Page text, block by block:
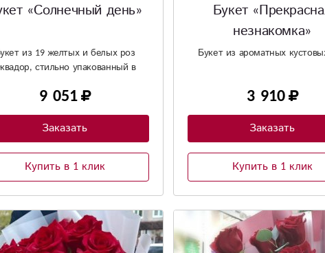
«Солнечный день»
из 19 желтых и белых роз
стильно упакованный в
9 051
Заказать
Купить в 1 клик
Букет
незнакомка»
Букет из ароматных
3 910
Заказать
Купить в 1 клик